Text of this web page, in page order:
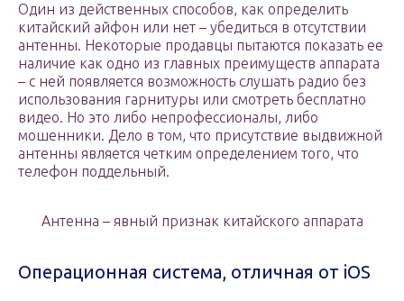
Один из действенных способов, как определить
китайский айфон или нет – убедиться в отсутствии
антенны. Некоторые продавцы пытаются показать ее
наличие как одно из главных преимуществ аппарата
– с ней появляется возможность слушать радио без
использования гарнитуры или смотреть бесплатно
видео. Но это либо непрофессионалы, либо
мошенники. Дело в том, что присутствие выдвижной
антенны является четким определением того, что
телефон поддельный.
Антенна – явный признак китайского аппарата
Операционная система, отличная от iOS